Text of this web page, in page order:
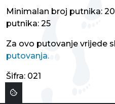
Minimalan broj putnika:
putnika: 25
Za ovo putovanje vrijede
putovanja.
Šifra: 021